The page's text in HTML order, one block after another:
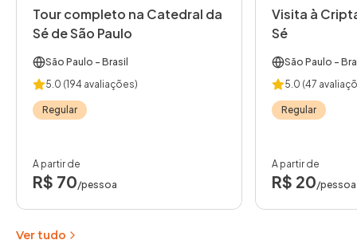
Tour completo na Catedral da
Sé de São Paulo
São Paulo - Brasil
5.0 (194 avaliações)
Regular
A partir de
R$ 70/pessoa
Visita à
Sé
São Paulo -
5.0 (47
Regular
A partir de
R$ 20/pessoa
Ver tudo